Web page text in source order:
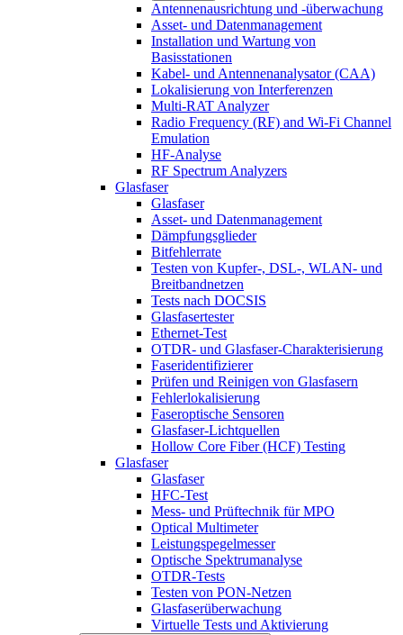
Antennenausrichtung und -überwachung
Asset- und Datenmanagement
Installation und Wartung von
Basisstationen
Kabel- und Antennenanalysator (CAA)
Lokalisierung von Interferenzen
Multi-RAT Analyzer
Radio Frequency (RF) and Wi-Fi Channel
Emulation
HF-Analyse
RF Spectrum Analyzers
Glasfaser
Glasfaser
Asset- und Datenmanagement
Dämpfungsglieder
Bitfehlerrate
Testen von Kupfer-, DSL-, WLAN- und
Breitbandnetzen
Tests nach DOCSIS
Glasfasertester
Ethernet-Test
OTDR- und Glasfaser-Charakterisierung
Faseridentifizierer
Prüfen und Reinigen von Glasfasern
Fehlerlokalisierung
Faseroptische Sensoren
Glasfaser-Lichtquellen
Hollow Core Fiber (HCF) Testing
Glasfaser
Glasfaser
HFC-Test
Mess- und Prüftechnik für MPO
Optical Multimeter
Leistungspegelmesser
Optische Spektrumanalyse
OTDR-Tests
Testen von PON-Netzen
Glasfaserüberwachung
Virtuelle Tests und Aktivierung